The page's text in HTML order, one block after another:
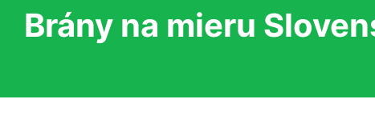
Brány na mieru